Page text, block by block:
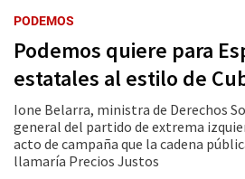
PODEMOS
Podemos quiere para
estatales al estilo de
Ione Belarra, ministra de Derechos
general del partido de extrema
acto de campaña que la cadena
llamaría Precios Justos